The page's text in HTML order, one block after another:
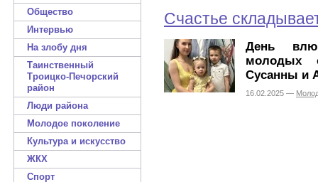
Общество
Интервью
На злобу дня
Таинственный
Троицко-Печорский
район
Люди района
Молодое поколение
Культура и искусство
ЖКХ
Спорт
Счастье
День
молодых
Сусанны и
16.02.2025 —